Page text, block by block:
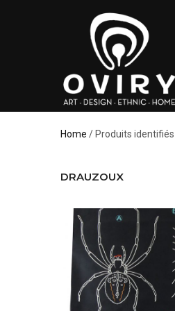
Home / Produits identifiés
DRAUZOUX